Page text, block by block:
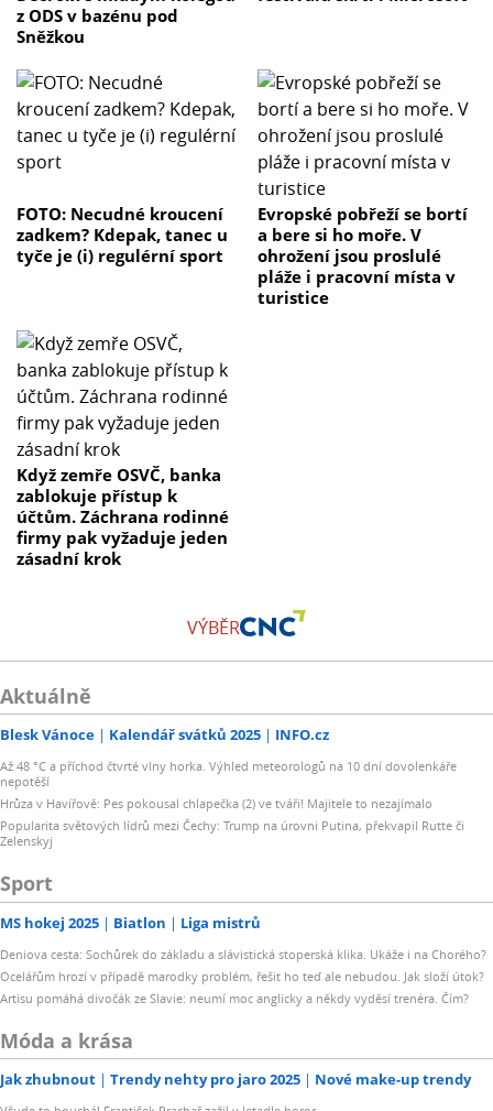
z ODS v bazénu pod
Sněžkou
FOTO: Necudné kroucení
zadkem? Kdepak, tanec u
tyče je (i) regulérní sport
Evropské pobřeží se bortí
a bere si ho moře. V
ohrožení jsou proslulé
pláže i pracovní místa v
turistice
Když zemře OSVČ, banka
zablokuje přístup k
účtům. Záchrana rodinné
firmy pak vyžaduje jeden
zásadní krok
VÝBĚR
Aktuálně
Blesk Vánoce Kalendář svátků 2025 INFO.cz
Až 48 °C a příchod čtvrté vlny horka. Výhled meteorologů na 10 dní dovolenkáře
nepotěší
Hrůza v Havířově: Pes pokousal chlapečka (2) ve tváři! Majitele to nezajímalo
Popularita světových lídrů mezi Čechy: Trump na úrovni Putina, překvapil Rutte či
Zelenskyj
Sport
MS hokej 2025 Biatlon Liga mistrů
Deniova cesta: Sochůrek do základu a slávistická stoperská klika. Ukáže i na Chorého?
Ocelářům hrozí v případě marodky problém, řešit ho teď ale nebudou. Jak složí útok?
Artisu pomáhá divočák ze Slavie: neumí moc anglicky a někdy vyděsí trenéra. Čím?
Móda a krása
Jak zhubnout Trendy nehty pro jaro 2025 Nové make-up trendy